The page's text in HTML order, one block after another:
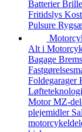
Batterier
Fritidslys
Pulsure
Alt i
Bagage
Foldegarager
Løfteteknologi
Motor MZ-
plejemidler